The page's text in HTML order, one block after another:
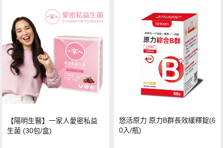
【陽明生醫】一家人愛密私益
生菌 (30包/盒)
悠活原力 原力B群長效緩釋錠(6
0入/瓶)